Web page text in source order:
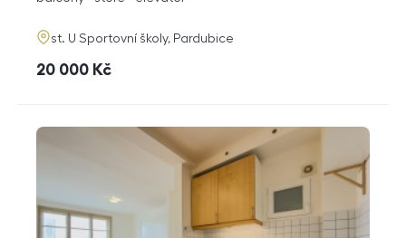
adresa
st. U Sportovní školy, Pardubice
cena
20 000 Kč